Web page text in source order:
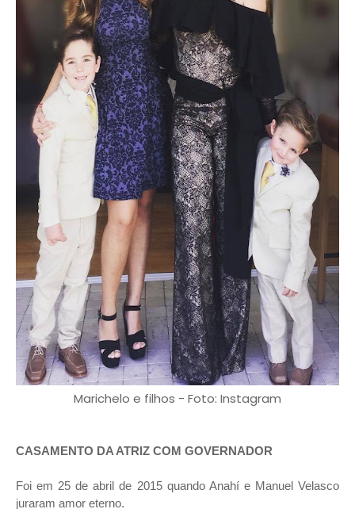
Marichelo e filhos - Foto: Instagram
CASAMENTO DA ATRIZ COM GOVERNADOR
Foi em 25 de abril de 2015 quando Anahí e Manuel Velasco
juraram amor eterno.